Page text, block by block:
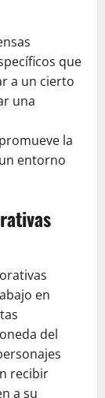
que
a un cierto
una
la
entorno
en
del
recibir
a su